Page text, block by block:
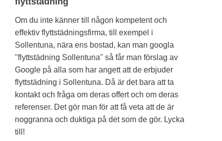
Om du inte känner till någon kompetent och
effektiv flyttstädningsfirma, till exempel i
Sollentuna, nära ens bostad, kan man googla
"flyttstädning Sollentuna" så får man förslag av
Google på alla som har angett att de erbjuder
flyttstädning i Sollentuna. Då är det bara att ta
kontakt och fråga om deras offert och om deras
referenser. Det gör man för att få veta att de är
noggranna och duktiga på det som de gör. Lycka
till!